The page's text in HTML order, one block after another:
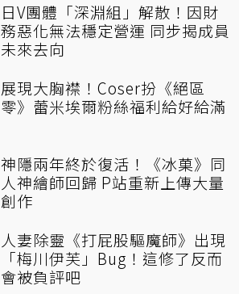
日V團體「深淵組」解散！因財
務惡化無法穩定營運 同步揭成員
未來去向
展現大胸襟！Coser扮《絕區
零》蕾米埃爾粉絲福利給好給滿
神隱兩年終於復活！《冰菓》同
人神繪師回歸 P站重新上傳大量
創作
人妻除靈《打屁股驅魔師》出現
「梅川伊芙」Bug！這修了反而
會被負評吧